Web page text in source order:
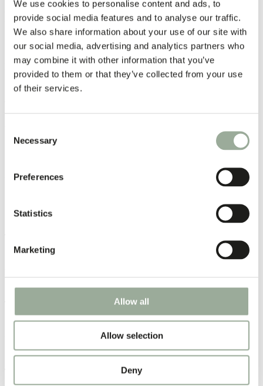
We use cookies to personalise content and ads, to
provide social media features and to analyse our traffic.
We also share information about your use of our site with
our social media, advertising and analytics partners who
may combine it with other information that you’ve
provided to them or that they’ve collected from your use
of their services.
Selection
Necessary
Preferences
Statistics
Marketing
Allow all
Allow selection
Deny
Generellt lågt. MOQ varierar beroende på tygkvalitet, färger,
ursprung (Fairtrade, ekologisk eller återvunnen), tygvikt och
kasskonstruktion. Vi finns här för att guida dig till den mest lämpliga
lösningen för din beställning.
Populär storlek:
Mässor / A4-dokument: 38 x 42 cm, 140 g/m². Standardshopping:
Beräkningsexempel för en kasse på 38 x 42 cm: 20-fots container ≈
Kvalitet:
Bomull mäts i g/m² (gram per kvadratmeter) och ligger vanligtvis
mellan 100 och 400 g/m² eller mer.
Bomullskassar kan färgas i valfri Pantone PMS-färg. MOQ ligger
tryck och flerfärgade design är möjliga; Pantone PMS-färger
rekommenderas.